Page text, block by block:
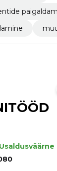
Usaldusväärne